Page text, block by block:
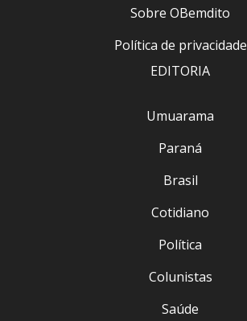
Sobre OBemdito
Política de privacidade
EDITORIA
Umuarama
Paraná
Brasil
Cotidiano
Política
Colunistas
Saúde